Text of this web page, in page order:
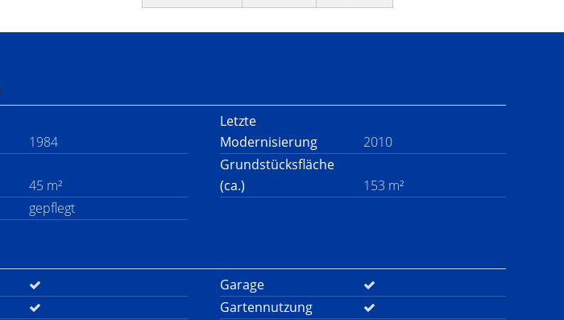
1984
Letzte
Modernisierung
2010
45 m²
Grundstücksfläche
(ca.)
153 m²
gepflegt
Garage
Gartennutzung